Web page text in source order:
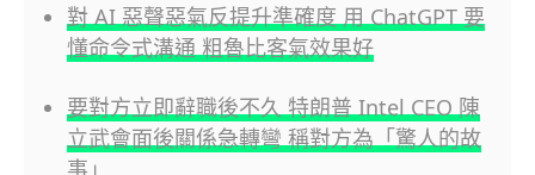
對 AI 惡聲惡氣反提升準確度 用 ChatGPT 要
懂命令式溝通 粗魯比客氣效果好
要對方立即辭職後不久 特朗普 Intel CEO 陳
立武會面後關係急轉彎 稱對方為「驚人的故
事」